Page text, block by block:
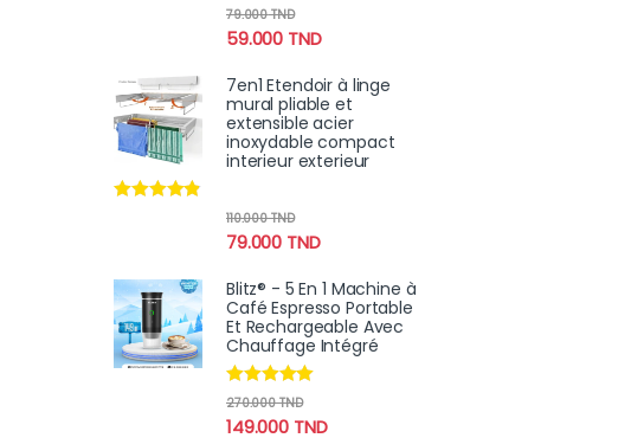
59.000 TND
79.000TND
7en1 Etendoir à linge
mural pliable et
extensible acier
inoxydable compact
interieur exterieur
79.000 TND
110.000TND
Blitz® - 5 En 1 Machine à
Café Espresso Portable
Et Rechargeable Avec
Chauffage Intégré
Note4.78
149.000 TND
270.000TND